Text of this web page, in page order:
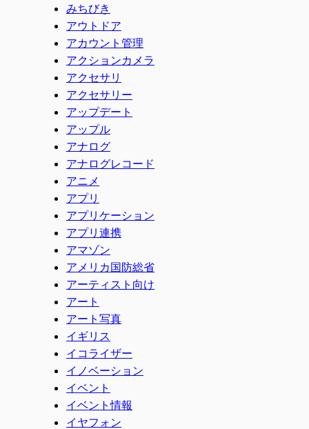
みちびき
アウトドア
アカウント管理
アクションカメラ
アクセサリ
アクセサリー
アップデート
アップル
アナログ
アナログレコード
アニメ
アプリ
アプリケーション
アプリ連携
アマゾン
アメリカ国防総省
アーティスト向け
アート
アート写真
イギリス
イコライザー
イノベーション
イベント
イベント情報
イヤフォン